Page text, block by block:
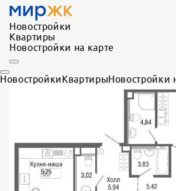
Новостройки
Квартиры
Новостройки на карте
НовостройкиКвартирыНовостройки